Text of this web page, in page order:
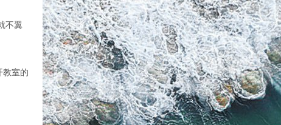
不翼
教室的